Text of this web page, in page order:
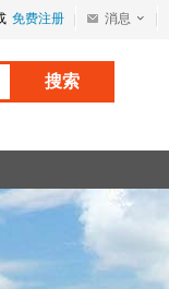
免费注册 消息
搜索